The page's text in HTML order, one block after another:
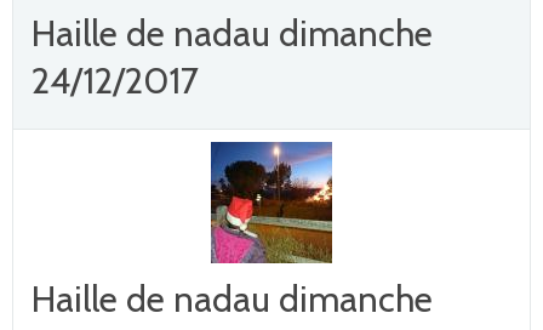
Haille de nadau dimanche
24/12/2017
Haille de nadau dimanche